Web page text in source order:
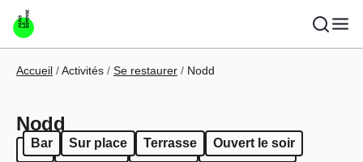
Aller au contenu principal
Fil d'Ariane
Accueil Activités Se restaurer Nodd
Nodd
Bar Sur place Terrasse Ouvert le soir
Bar Sur place Terrasse Ouvert le soir